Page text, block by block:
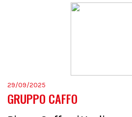
29/09/2025
GRUPPO CAFFO